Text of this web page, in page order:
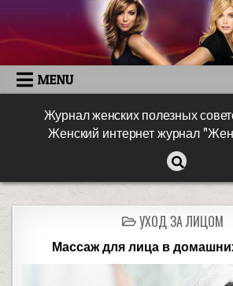
MENU
Журнал женских полезных
Женский интернет журнал
УХОД ЗА ЛИЦОМ
Массаж для лица в